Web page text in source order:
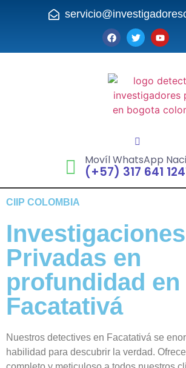
Movíl WhatsApp
(+57) 317 641
CIIP COLOMBIA
Investigaciones
Privadas en
profundidad en
Facatativá
Nuestros detectives en Facatativá se
habilidad para descubrir la verdad.